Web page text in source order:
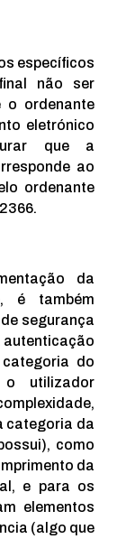
específicos
não ser
o ordenante
eletrónico
que a
ao
ordenante
da
é também
segurança
autenticação
do
utilizador
categoria da
como
da
e para os
elementos
(algo que